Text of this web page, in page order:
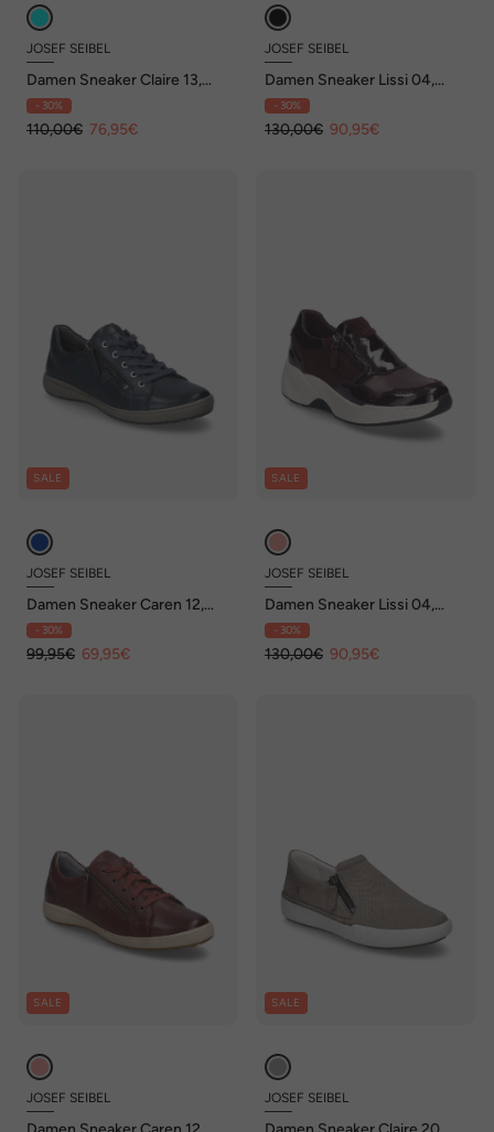
JOSEF SEIBEL
Damen Sneaker Claire 13,
moos
- 30%
110,00€ 76,95€
JOSEF SEIBEL
Damen Sneaker Lissi 04,
schwarz
- 30%
130,00€ 90,95€
SALE
JOSEF SEIBEL
Damen Sneaker Caren 12,
ocean
- 30%
99,95€ 69,95€
SALE
JOSEF SEIBEL
Damen Sneaker Lissi 04,
bordeaux
- 30%
130,00€ 90,95€
SALE
JOSEF SEIBEL
SALE
JOSEF SEIBEL